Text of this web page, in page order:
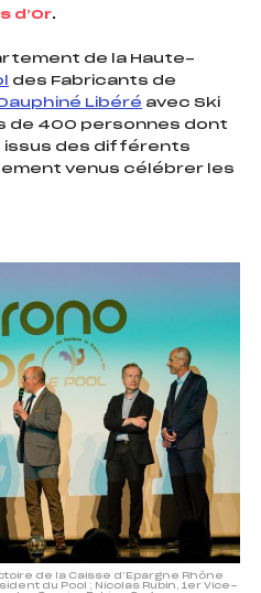
d’Or.
de la Haute-
des Fabricants de
Libéré avec Ski
de 400 personnes dont
issus des différents
venus célébrer les
de la Caisse d’Epargne Rhône
du Pool ; Nicolas Rubin, 1er Vice-